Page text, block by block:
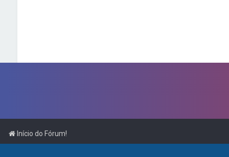
Início do Fórum!